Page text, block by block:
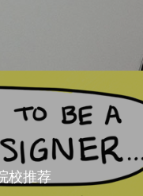
校推荐